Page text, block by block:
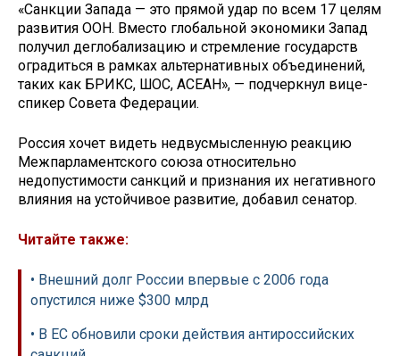
«Санкции Запада — это прямой удар по всем 17 целям
развития ООН. Вместо глобальной экономики Запад
получил деглобализацию и стремление государств
оградиться в рамках альтернативных объединений,
таких как БРИКС, ШОС, АСЕАН», — подчеркнул вице-
спикер Совета Федерации.
Россия хочет видеть недвусмысленную реакцию
Межпарламентского союза относительно
недопустимости санкций и признания их негативного
влияния на устойчивое развитие, добавил сенатор.
Читайте также:
• Внешний долг России впервые с 2006 года
опустился ниже $300 млрд
• В ЕС обновили сроки действия антироссийских